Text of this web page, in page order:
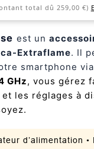
total dû 259,00 €)
est un
Extraflame. Il
smartphone via
GHz, vous gérez
les réglages à
d’alimentation